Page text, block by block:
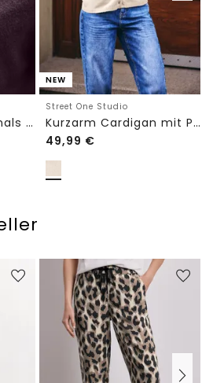
Cardigan mit Rundhals und Knöpfen
NEW
Street One Studio
Kurzarm Cardigan mit Polokragen
49,99 €